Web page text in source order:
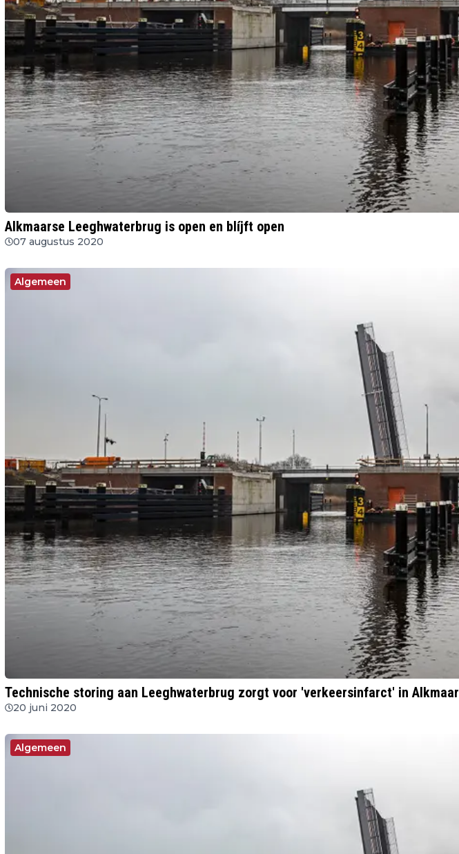
Alkmaarse Leeghwaterbrug is open en blíjft open
07 augustus 2020
Algemeen
Technische storing aan Leeghwaterbrug zorgt voor 'verkeersinfarct' in Alkmaar
20 juni 2020
Algemeen